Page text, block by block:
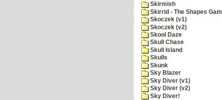
Skirmish
Skirrid - The Shapes
Skoczek (v1)
Skoczek (v2)
Skool Daze
Skull Chase
Skull Island
Skulls
Skunk
Sky Blazer
Sky Diver (v1)
Sky Diver (v2)
Sky Diver!